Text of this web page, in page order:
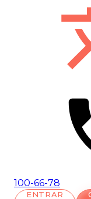
100-66-78
ENTRAR